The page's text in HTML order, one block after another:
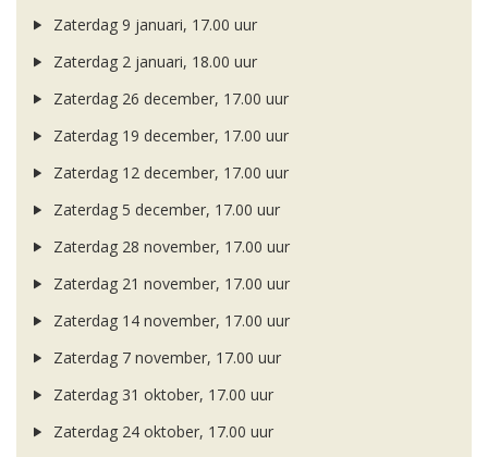
Zaterdag 9 januari, 17.00 uur
Zaterdag 2 januari, 18.00 uur
Zaterdag 26 december, 17.00 uur
Zaterdag 19 december, 17.00 uur
Zaterdag 12 december, 17.00 uur
Zaterdag 5 december, 17.00 uur
Zaterdag 28 november, 17.00 uur
Zaterdag 21 november, 17.00 uur
Zaterdag 14 november, 17.00 uur
Zaterdag 7 november, 17.00 uur
Zaterdag 31 oktober, 17.00 uur
Zaterdag 24 oktober, 17.00 uur